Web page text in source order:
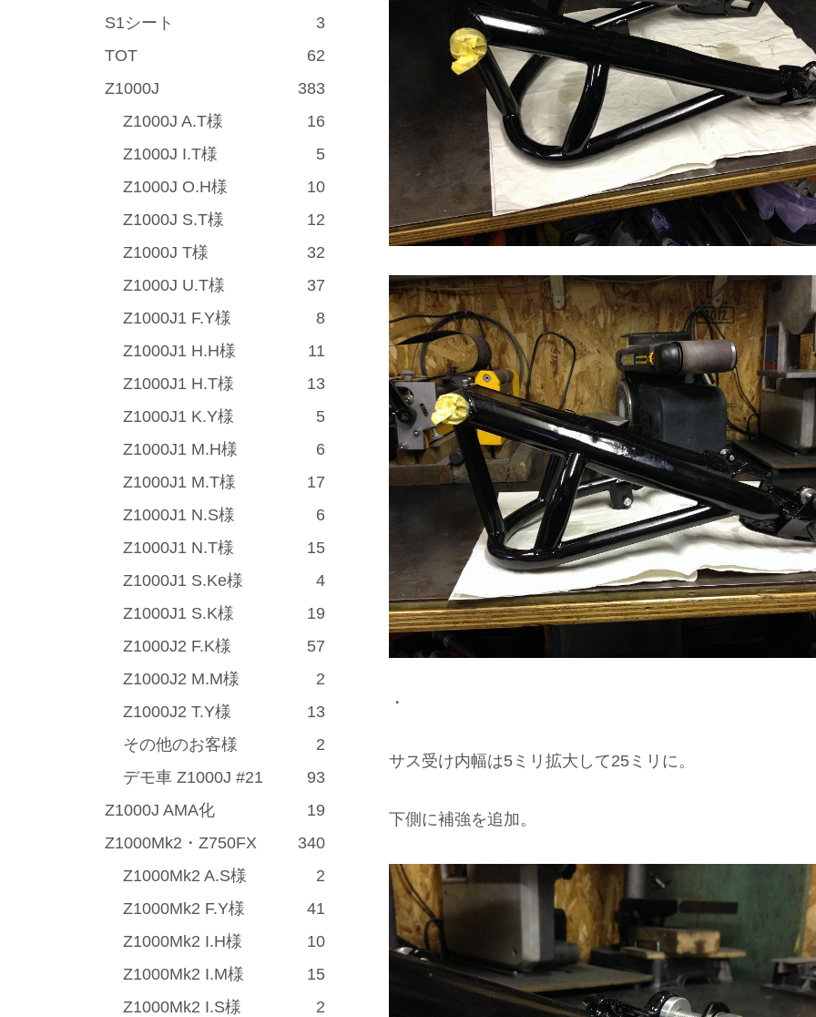
・
サス受け内幅は5ミリ拡大して25ミリに。
下側に補強を追加。
S1シート
3
TOT
62
Z1000J
383
Z1000J A.T様
16
Z1000J I.T様
5
Z1000J O.H様
10
Z1000J S.T様
12
Z1000J T様
32
Z1000J U.T様
37
Z1000J1 F.Y様
8
Z1000J1 H.H様
11
Z1000J1 H.T様
13
Z1000J1 K.Y様
5
Z1000J1 M.H様
6
Z1000J1 M.T様
17
Z1000J1 N.S様
6
Z1000J1 N.T様
15
Z1000J1 S.Ke様
4
Z1000J1 S.K様
19
Z1000J2 F.K様
57
Z1000J2 M.M様
2
Z1000J2 T.Y様
13
その他のお客様
2
デモ車 Z1000J #21
93
Z1000J AMA化
19
Z1000Mk2・Z750FX
340
Z1000Mk2 A.S様
2
Z1000Mk2 F.Y様
41
Z1000Mk2 I.H様
10
Z1000Mk2 I.M様
15
Z1000Mk2 I.S様
2